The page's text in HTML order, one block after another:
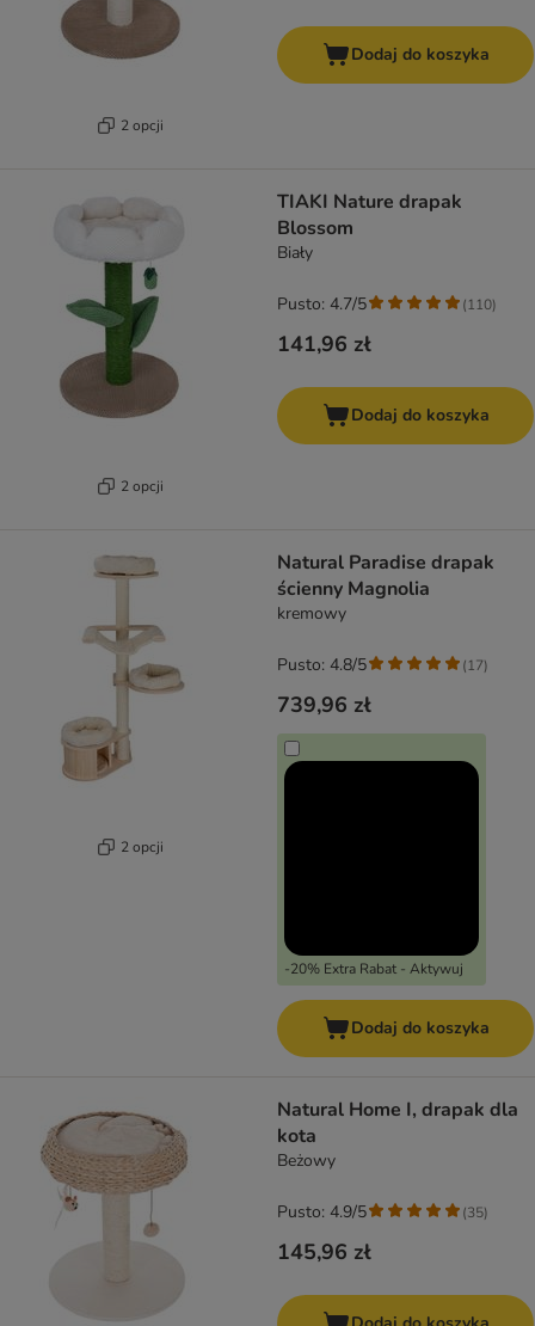
2 opcji
Dodaj do koszyka
2 opcji
TIAKI Nature drapak
Blossom
Biały
141,96 zł
Pusto: 4.7/5 (110)
Dodaj do koszyka
2 opcji
Natural Paradise drapak
ścienny Magnolia
kremowy
739,96 zł
-20% Extra Rabat - Aktywuj
Pusto: 4.8/5 (17)
Dodaj do koszyka
Natural Home I, drapak dla
kota
Beżowy
145,96 zł
Pusto: 4.9/5 (35)